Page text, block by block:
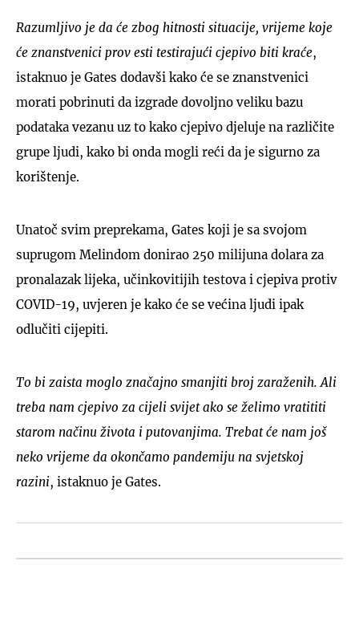
Razumljivo je da će zbog hitnosti situacije, vrijeme koje
će znanstvenici prov esti testirajući cjepivo biti kraće,
istaknuo je Gates dodavši kako će se znanstvenici
morati pobrinuti da izgrade dovoljno veliku bazu
podataka vezanu uz to kako cjepivo djeluje na različite
grupe ljudi, kako bi onda mogli reći da je sigurno za
korištenje.
Unatoč svim preprekama, Gates koji je sa svojom
suprugom Melindom donirao 250 milijuna dolara za
pronalazak lijeka, učinkovitijih testova i cjepiva protiv
COVID-19, uvjeren je kako će se većina ljudi ipak
odlučiti cijepiti.
To bi zaista moglo značajno smanjiti broj zaraženih. Ali
treba nam cjepivo za cijeli svijet ako se želimo vratititi
starom načinu života i putovanjima. Trebat će nam još
neko vrijeme da okončamo pandemiju na svjetskoj
razini, istaknuo je Gates.